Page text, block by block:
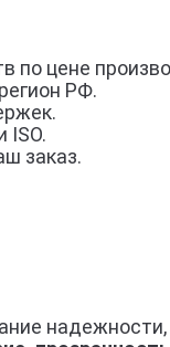
по цене
РФ.
ISO.
заказ.